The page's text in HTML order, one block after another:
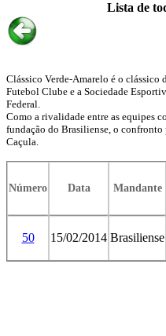
Lista de
Clássico Verde-Amarelo é o
Futebol Clube e a Sociedade
Federal.
Como a rivalidade entre as equipes
fundação do Brasiliense, o confronto
Caçula.
Número Data Mandante
50 15/02/2014 Brasiliense